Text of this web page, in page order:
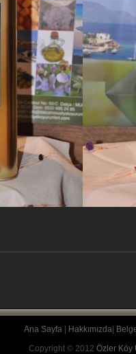
Ana Sayfa Hakkımızda
Copyright © 2012 Özler Köy